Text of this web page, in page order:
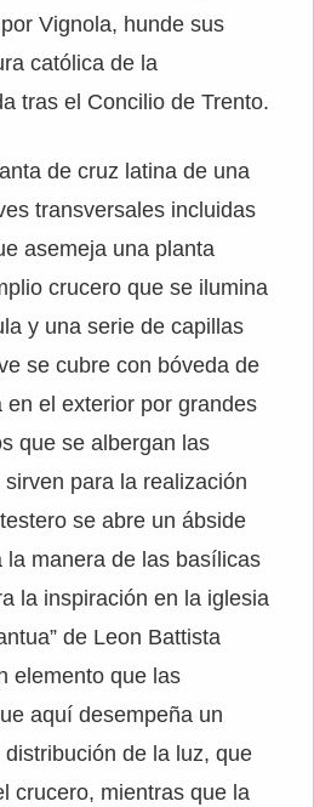
Vignola, hunde sus
católica de la
tras el Concilio de Trento.
de cruz latina de una
transversales incluidas
asemeja una planta
crucero que se ilumina
y una serie de capillas
se cubre con bóveda de
el exterior por grandes
que se albergan las
para la realización
se abre un ábside
manera de las basílicas
la inspiración en la iglesia
de Leon Battista
elemento que las
aquí desempeña un
de la luz, que
crucero, mientras que la